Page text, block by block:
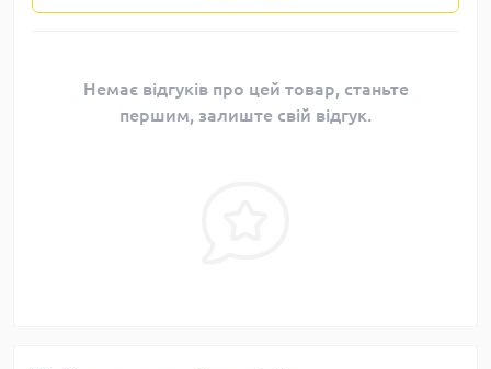
Немає відгуків про цей товар, станьте
першим, залиште свій відгук.